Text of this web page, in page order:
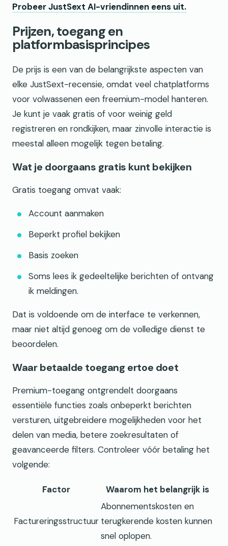
Probeer JustSext AI-vriendinnen eens uit.
Prijzen, toegang en
platformbasisprincipes
De prijs is een van de belangrijkste aspecten van
elke JustSext-recensie, omdat veel chatplatforms
voor volwassenen een freemium-model hanteren.
Je kunt je vaak gratis of voor weinig geld
registreren en rondkijken, maar zinvolle interactie is
meestal alleen mogelijk tegen betaling.
Wat je doorgaans gratis kunt bekijken
Gratis toegang omvat vaak:
Account aanmaken
Beperkt profiel bekijken
Basis zoeken
Soms lees ik gedeeltelijke berichten of ontvang
ik meldingen.
Dat is voldoende om de interface te verkennen,
maar niet altijd genoeg om de volledige dienst te
beoordelen.
Waar betaalde toegang ertoe doet
Premium-toegang ontgrendelt doorgaans
essentiële functies zoals onbeperkt berichten
versturen, uitgebreidere mogelijkheden voor het
delen van media, betere zoekresultaten of
geavanceerde filters. Controleer vóór betaling het
volgende:
Factor Waarom het belangrijk is
Factureringsstructuur
Abonnementskosten en
terugkerende kosten kunnen
snel oplopen.